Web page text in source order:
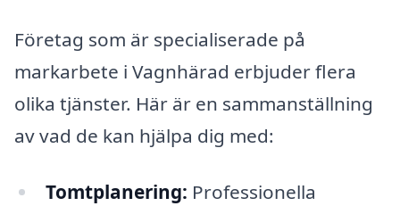
Företag som är specialiserade på
markarbete i Vagnhärad erbjuder flera
olika tjänster. Här är en sammanställning
av vad de kan hjälpa dig med:
Tomtplanering: Professionella